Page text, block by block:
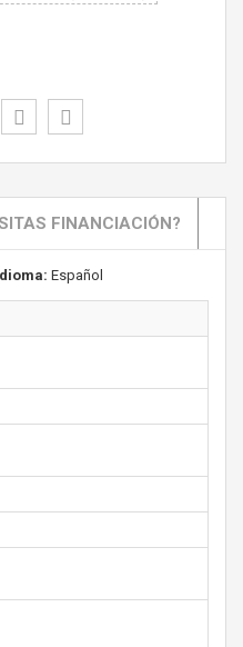
FINANCIACIÓN?
Español